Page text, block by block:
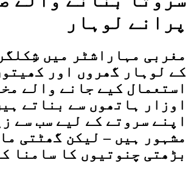
پرانے لوہار
مغربی مہاراشٹر میں
کے لوہار گھروں اور
استعمال کیے جانے والے
اوزار ہاتھوں سے بناتے
اپنے سروتے کے لیے سب سے
مشہور ہیں – لیکن گھٹتی
بڑھتی چنوتیوں کا سامنا